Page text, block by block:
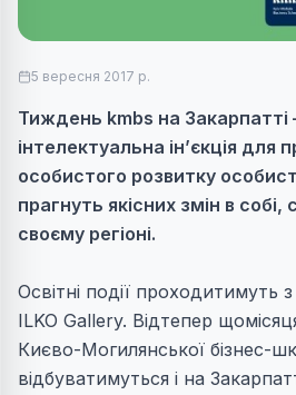
5 вересня 2017 р.
Тиждень kmbs на Закарпатті
інтелектуальна ін’єкція для
особистого розвитку
прагнуть якісних змін в собі,
своєму регіоні.
Освітні події проходитимуть
ILKO Gallery. Відтепер
Києво-Могилянської бізнес-
відбуватимуться і на